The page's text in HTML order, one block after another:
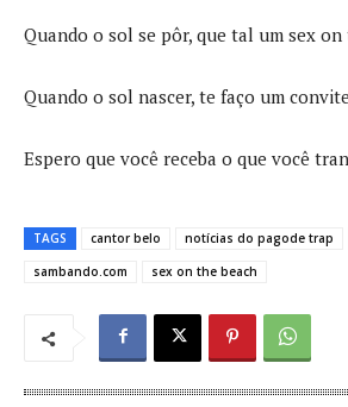
Quando o sol se pôr, que tal um sex on
Quando o sol nascer, te faço um convite
Espero que você receba o que você
TAGS cantor belo notícias do pagode trap
sambando.com
sex on the beach